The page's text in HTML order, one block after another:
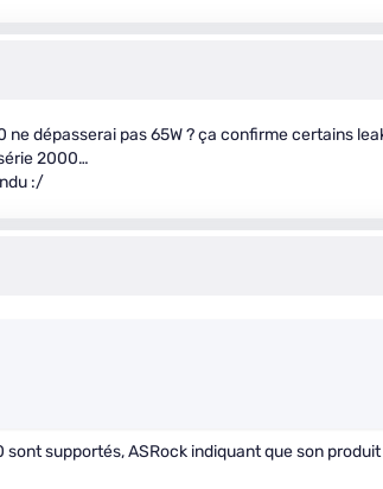
dépasserai pas 65W ? ça confirme certains
2000…
:/
supportés, ASRock indiquant que son